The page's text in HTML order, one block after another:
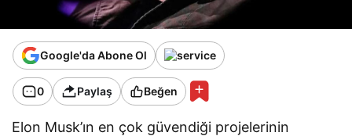
Google'da Abone Ol
0 Paylaş Beğen
Elon Musk’ın en çok güvendiği projelerinin